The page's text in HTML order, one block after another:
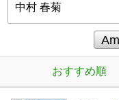
おすすめ順